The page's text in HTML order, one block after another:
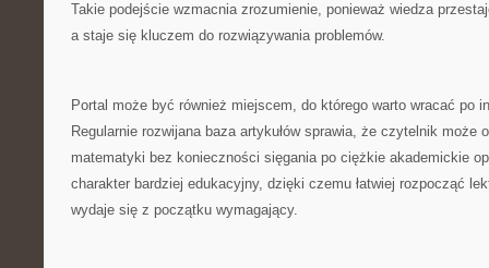
Takie podejście wzmacnia zrozumienie, ponieważ wiedza
a staje się kluczem do rozwiązywania problemów.
Portal może być również miejscem, do którego warto wracać po
Regularnie rozwijana baza artykułów sprawia, że czytelnik może
matematyki bez konieczności sięgania po ciężkie akademickie
charakter bardziej edukacyjny, dzięki czemu łatwiej rozpocząć
wydaje się z początku wymagający.